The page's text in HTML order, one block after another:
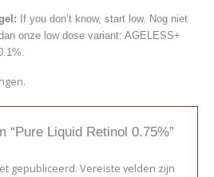
If you don’t know, start low. Nog niet
onze low dose variant: AGELESS+
“Pure Liquid Retinol 0.75%”
gepubliceerd. Vereiste velden zijn